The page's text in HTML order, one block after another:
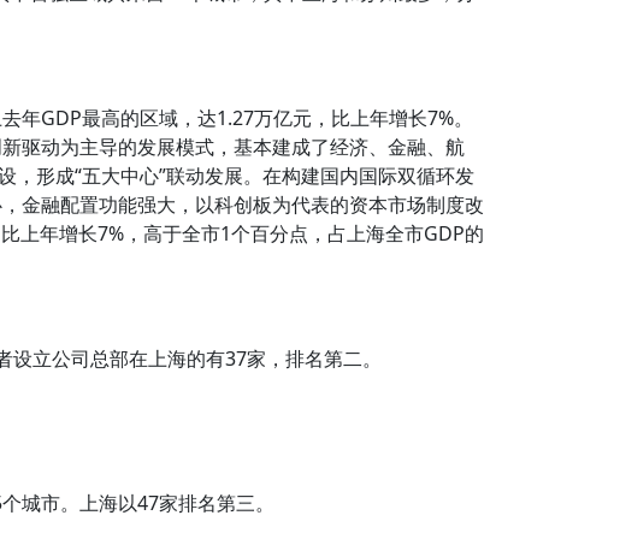
GDP最高的区域，达1.27万亿元，比上年增长7%。
驱动为主导的发展模式，基本建成了经济、金融、航
，形成“五大中心”联动发展。在构建国内国际双循环发
金融配置功能强大，以科创板为代表的资本市场制度改
上年增长7%，高于全市1个百分点，占上海全市GDP的
立公司总部在上海的有37家，排名第二。
城市。上海以47家排名第三。